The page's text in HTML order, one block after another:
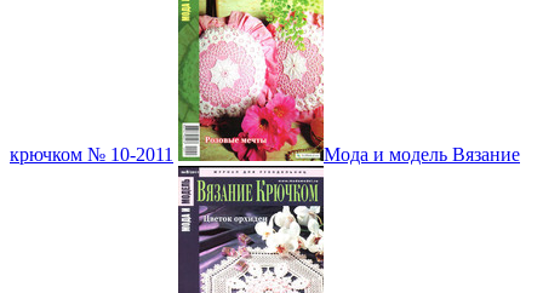
крючком № 10-2011 Мода и модель Вязание